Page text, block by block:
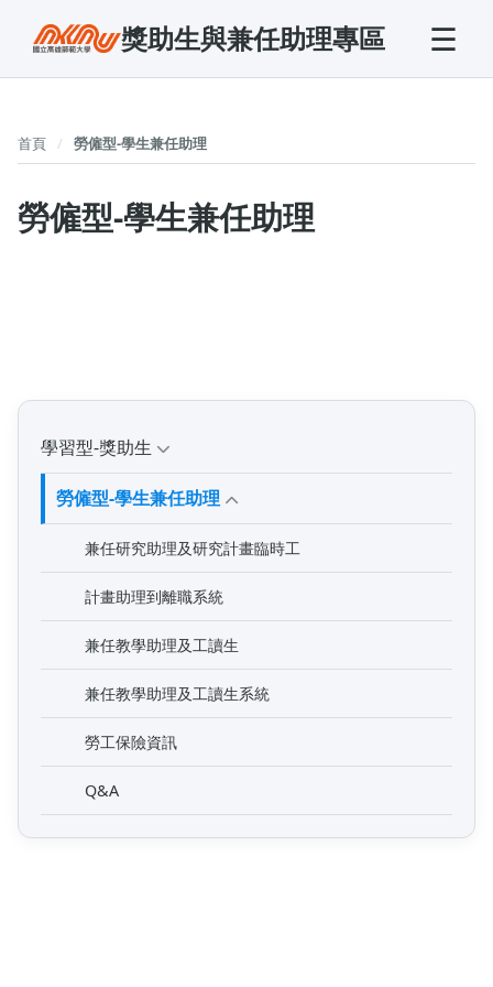
獎助生與兼任助理專區 ☰
學習型-獎助生
勞僱型-學生兼任助理
兼任研究助理及研究計畫臨時工
計畫助理到離職系統
兼任教學助理及工讀生
兼任教學助理及工讀生系統
勞工保險資訊
Q&A
首頁 勞僱型-學生兼任助理
勞僱型-學生兼任助理